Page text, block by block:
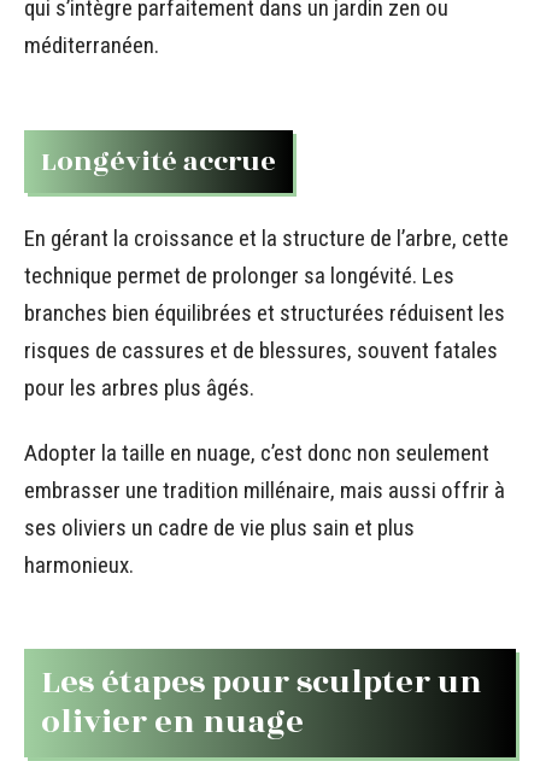
qui s’intègre parfaitement dans un jardin zen ou
méditerranéen.
Longévité accrue
En gérant la croissance et la structure de l’arbre, cette
technique permet de prolonger sa longévité. Les
branches bien équilibrées et structurées réduisent les
risques de cassures et de blessures, souvent fatales
pour les arbres plus âgés.
Adopter la taille en nuage, c’est donc non seulement
embrasser une tradition millénaire, mais aussi offrir à
ses oliviers un cadre de vie plus sain et plus
harmonieux.
Les étapes pour sculpter un
olivier en nuage